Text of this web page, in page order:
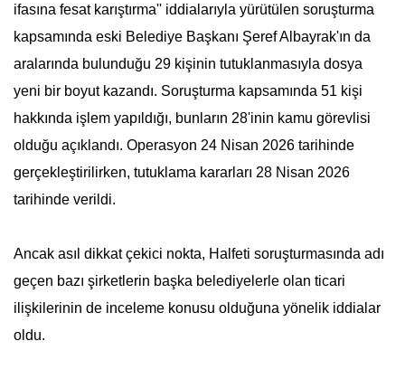
ifasına fesat karıştırma'' iddialarıyla yürütülen soruşturma
kapsamında eski Belediye Başkanı Şeref Albayrak'ın da
aralarında bulunduğu 29 kişinin tutuklanmasıyla dosya
yeni bir boyut kazandı. Soruşturma kapsamında 51 kişi
hakkında işlem yapıldığı, bunların 28'inin kamu görevlisi
olduğu açıklandı. Operasyon 24 Nisan 2026 tarihinde
gerçekleştirilirken, tutuklama kararları 28 Nisan 2026
tarihinde verildi.
Ancak asıl dikkat çekici nokta, Halfeti soruşturmasında adı
geçen bazı şirketlerin başka belediyelerle olan ticari
ilişkilerinin de inceleme konusu olduğuna yönelik iddialar
oldu.